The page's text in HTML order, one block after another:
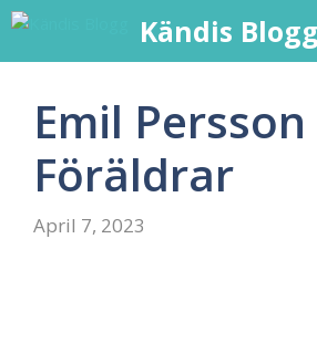
Skip
content
Kändis Blogg
Emil
Föräldrar
April 7, 2023